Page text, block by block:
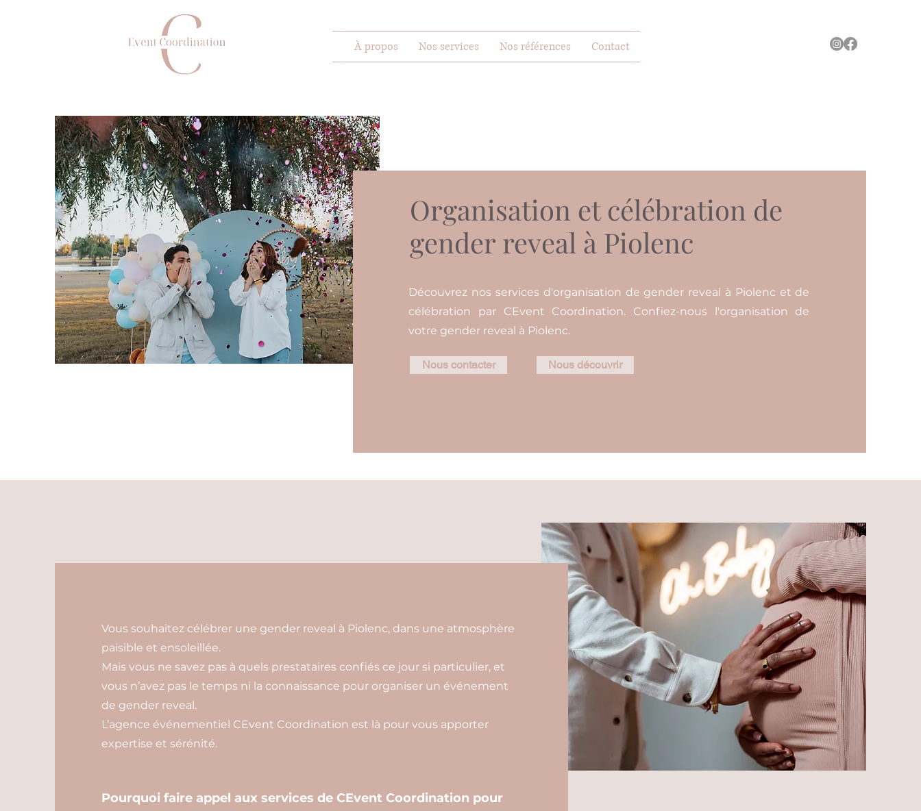
À propos Nos services Nos références Contact
Organisation et célébration de
gender reveal à Piolenc
Découvrez nos services d'organisation de gender reveal à Piolenc et de
célébration par CEvent Coordination. Confiez-nous l'organisation de
votre gender reveal à Piolenc.
Nous contacter Nous découvrir
Vous souhaitez célébrer une gender reveal à Piolenc, dans une atmosphère
paisible et ensoleillée.
Mais vous ne savez pas à quels prestataires confiés ce jour si particulier, et
vous n’avez pas le temps ni la connaissance pour organiser un événement
de gender reveal.
L’agence événementiel CEvent Coordination est là pour vous apporter
expertise et sérénité.
Pourquoi faire appel aux services de CEvent Coordination pour